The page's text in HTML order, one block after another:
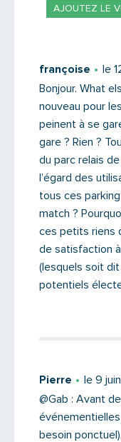
AJOUTEZ LE
françoise le
Bonjour. What
nouveau pour
peinent à se
gare ? Rien ?
du parc relais
l’égard des
tous ces
match ?
ces petits riens
de satisfaction
(lesquels soit
potentiels
Pierre le 9
@Gab : Avant
besoin